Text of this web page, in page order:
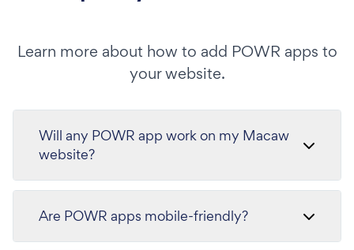
Learn more about how to add POWR apps to
your website.
Will any POWR app work on my Macaw
website?
Are POWR apps mobile-friendly?